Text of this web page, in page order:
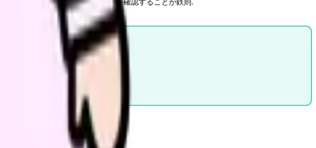
「最大値」ではなく「平均値」を確認することが鉄則.
を一緒に探します.